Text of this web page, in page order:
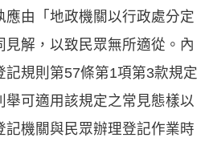
應由「地政機關以行政處分定
見解，以致民眾無所適從。內
記規則第57條第1項第3款規定
舉可適用該規定之常見態樣以
記機關與民眾辦理登記作業時